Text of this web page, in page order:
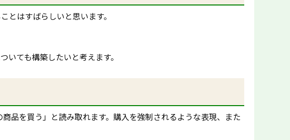
とはすばらしいと思います。
ても構築したいと考えます。
品を買う」と読み取れます。購入を強制されるような表現、また